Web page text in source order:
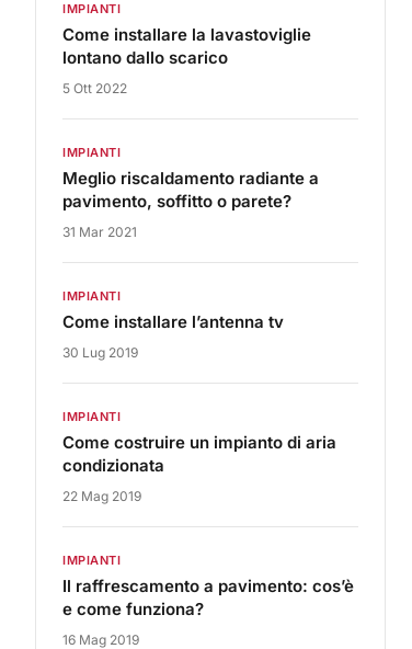
IMPIANTI
Come installare la lavastoviglie
lontano dallo scarico
5 Ott 2022
IMPIANTI
Meglio riscaldamento radiante a
pavimento, soffitto o parete?
31 Mar 2021
IMPIANTI
Come installare l’antenna tv
30 Lug 2019
IMPIANTI
Come costruire un impianto di aria
condizionata
22 Mag 2019
IMPIANTI
Il raffrescamento a pavimento: cos’è
e come funziona?
16 Mag 2019